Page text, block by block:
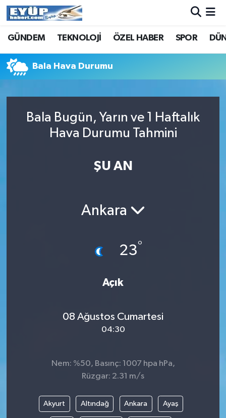
GÜNDEM TEKNOLOJİ ÖZEL HABER SPOR
Bala Hava Durumu
Bala Bugün, Yarın ve 1 Haftalık
Hava Durumu Tahmini
ŞU AN
Ankara
23°
Açık
08 Ağustos Cumartesi
04:30
Nem: %50, Basınç: 1007 hpa hPa,
Rüzgar: 2.31 m/s
Akyurt Altındağ Ankara Ayaş